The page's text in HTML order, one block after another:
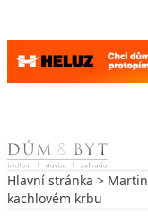
Skip to content
Hlavní stránka > Martin
kachlovém krbu